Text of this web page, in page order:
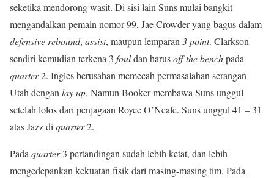
seketika mendorong wasit. Di sisi lain Suns mulai bangkit
mengandalkan pemain nomor 99, Jae Crowder yang bagus dalam
defensive rebound, assist, maupun lemparan3 point. Clarkson
sendiri kemudian terkena 3 fouldan harusoff the benchpada
quarter2. Ingles berusahan memecah permasalahan serangan
Utah denganlay up. Namun Booker membawa Suns unggul
setelah lolos dari penjagaan Royce O’Neale. Suns unggul 41 – 31
atas Jazz diquarter2.
Padaquarter3 pertandingan sudah lebih ketat, dan lebih
mengedepankan kekuatan fisik dari masing-masing tim. Pada